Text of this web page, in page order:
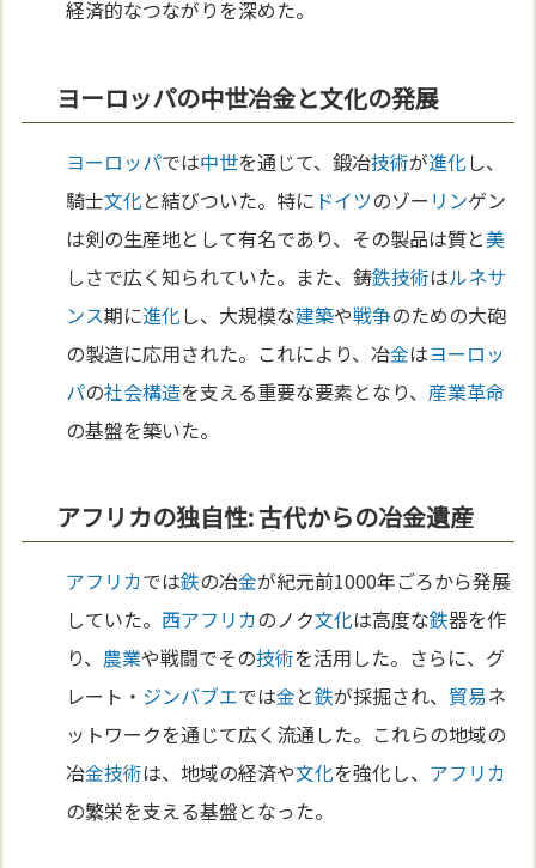
経済的なつながりを深めた。
ヨーロッパの中世冶金と文化の発展
ヨーロッパでは中世を通じて、鍛冶技術が進化し、
騎士文化と結びついた。特に ドイツのゾー リンゲン
は剣の生産地として有名であり、その製品は質と美
しさで広く知られていた。また、鋳鉄技術はルネサ
ンス期に進化し、大規模な建築や戦争のための大砲
の製造に応用された。これにより、冶金はヨーロッ
パの社会構造を支える重要な要素となり、 産業革命
の基盤を築いた。
アフリカの独自性: 古代からの冶金遺産
アフリカでは鉄の冶金が紀元前1000年ごろから発展
していた。 西アフリカのノク文化は高度な鉄器を作
り、 農業や戦闘でその技術を活用した。さらに、グ
レート・ ジンバブエでは金と鉄が採掘され、貿易ネ
ットワークを通じて広く流通した。これらの地域の
冶金技術は、地域の経済や文化を強化し、 アフリカ
の繁栄を支える基盤となった。